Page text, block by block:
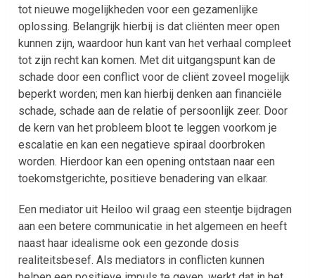
tot nieuwe mogelijkheden voor een gezamenlijke
oplossing. Belangrijk hierbij is dat cliënten meer open
kunnen zijn, waardoor hun kant van het verhaal compleet
tot zijn recht kan komen. Met dit uitgangspunt kan de
schade door een conflict voor de cliënt zoveel mogelijk
beperkt worden; men kan hierbij denken aan financiële
schade, schade aan de relatie of persoonlijk zeer. Door
de kern van het probleem bloot te leggen voorkom je
escalatie en kan een negatieve spiraal doorbroken
worden. Hierdoor kan een opening ontstaan naar een
toekomstgerichte, positieve benadering van elkaar.
Een mediator uit Heiloo wil graag een steentje bijdragen
aan een betere communicatie in het algemeen en heeft
naast haar idealisme ook een gezonde dosis
realiteitsbesef. Als mediators in conflicten kunnen